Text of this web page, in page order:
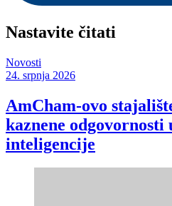
Nastavite čitati
Novosti
24. srpnja 2026
AmCham-ovo
kaznene odgovornosti
inteligencije